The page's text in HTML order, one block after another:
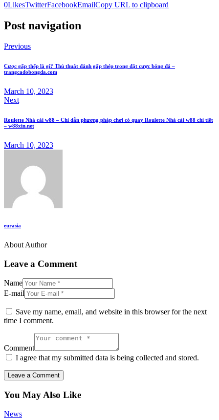
0LikesTwitterFacebookEmailCopy URL to clipboard
Post navigation
Previous
Cược gấp thếp là gì? Thủ thuật đánh gấp thép trong đặt cược bóng đá –
trangcadobongda.com
March 10, 2023
Next
Roulette Nhà cái w88 – Chỉ dẫn phương pháp chơi cò quay Roulette Nhà cái w88 chi tiết
– w88xin.net
March 10, 2023
eurasia
About Author
Leave a Comment
Name
E-mail
Save my name, email, and website in this browser for the next
time I comment.
Comment
I agree that my submitted data is being collected and stored.
You May Also Like
News